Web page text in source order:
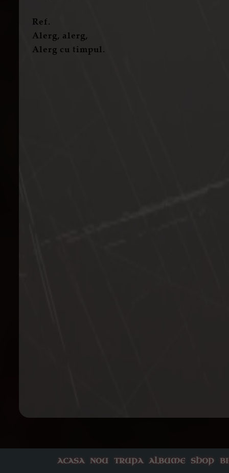
Ref.
Alerg, alerg,
Alerg cu timpul.
ACASA NOU TRUPA ALBUME SHOP